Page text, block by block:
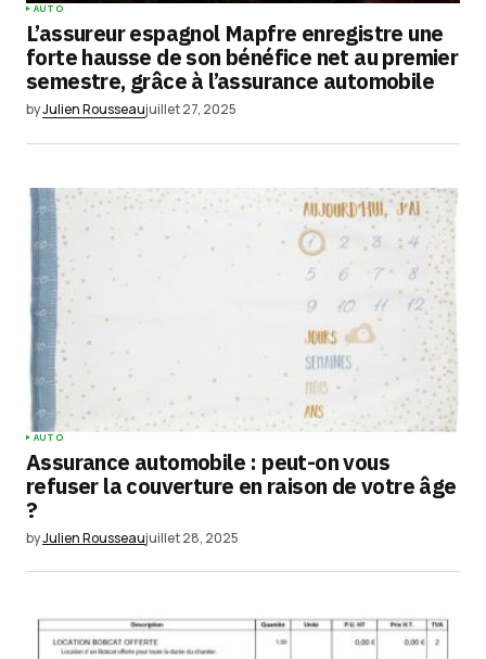
AUTO
L’assureur espagnol Mapfre enregistre une
forte hausse de son bénéfice net au premier
semestre, grâce à l’assurance automobile
byJulien Rousseaujuillet 27, 2025
AUTO
Assurance automobile : peut-on vous
refuser la couverture en raison de votre âge
?
byJulien Rousseaujuillet 28, 2025